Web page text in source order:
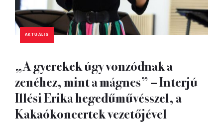
AKTUÁLIS
„A gyerekek úgy vonzódnak a
zenéhez, mint a mágnes” – Interjú
Illési Erika hegedűművésszel, a
Kakaókoncertek vezetőjével